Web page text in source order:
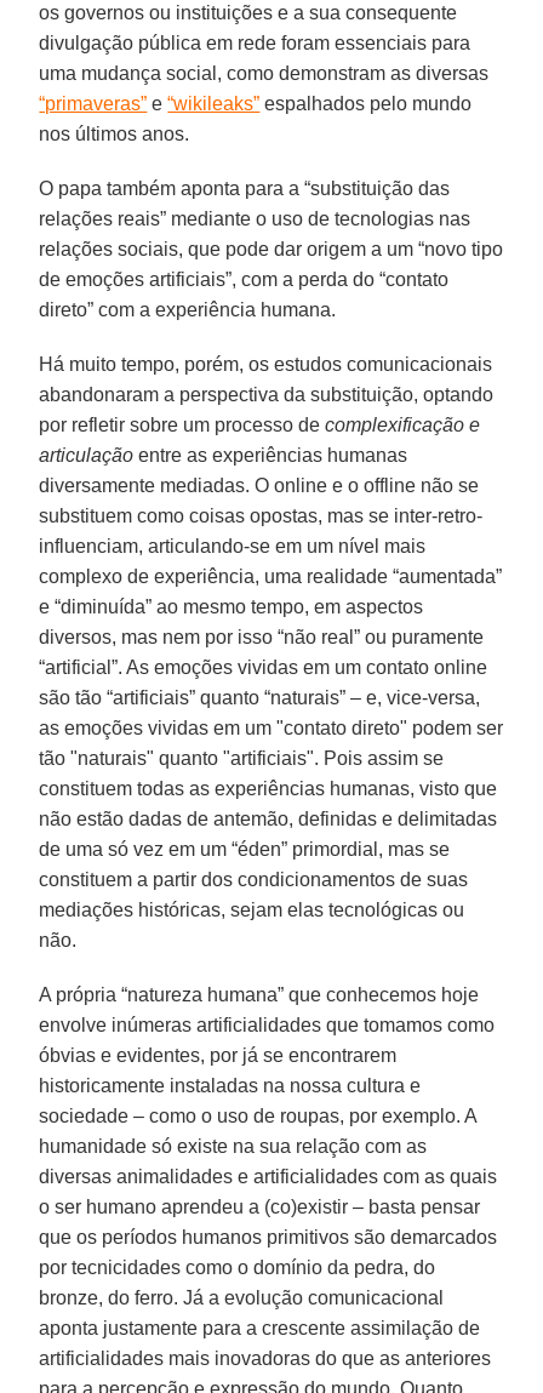
os governos ou instituições e a sua consequente
divulgação pública em rede foram essenciais para
uma mudança social, como demonstram as diversas
“primaveras” e“wikileaks” espalhados pelo mundo
nos últimos anos.
O papa também aponta para a “substituição das
relações reais” mediante o uso de tecnologias nas
relações sociais, que pode dar origem a um “novo tipo
de emoções artificiais”, com a perda do “contato
direto” com a experiência humana.
Há muito tempo, porém, os estudos comunicacionais
abandonaram a perspectiva da substituição, optando
por refletir sobre um processo decomplexificação e
articulação entre as experiências humanas
diversamente mediadas. O online e o offline não se
substituem como coisas opostas, mas se inter-retro-
influenciam, articulando-se em um nível mais
complexo de experiência, uma realidade “aumentada”
e “diminuída” ao mesmo tempo, em aspectos
diversos, mas nem por isso “não real” ou puramente
“artificial”. As emoções vividas em um contato online
são tão “artificiais” quanto “naturais” – e, vice-versa,
as emoções vividas em um "contato direto" podem ser
tão "naturais" quanto "artificiais". Pois assim se
constituem todas as experiências humanas, visto que
não estão dadas de antemão, definidas e delimitadas
de uma só vez em um “éden” primordial, mas se
constituem a partir dos condicionamentos de suas
mediações históricas, sejam elas tecnológicas ou
não.
A própria “natureza humana” que conhecemos hoje
envolve inúmeras artificialidades que tomamos como
óbvias e evidentes, por já se encontrarem
historicamente instaladas na nossa cultura e
sociedade – como o uso de roupas, por exemplo. A
humanidade só existe na sua relação com as
diversas animalidades e artificialidades com as quais
o ser humano aprendeu a (co)existir – basta pensar
que os períodos humanos primitivos são demarcados
por tecnicidades como o domínio da pedra, do
bronze, do ferro. Já a evolução comunicacional
aponta justamente para a crescente assimilação de
artificialidades mais inovadoras do que as anteriores
para a percepção e expressão do mundo. Quanto